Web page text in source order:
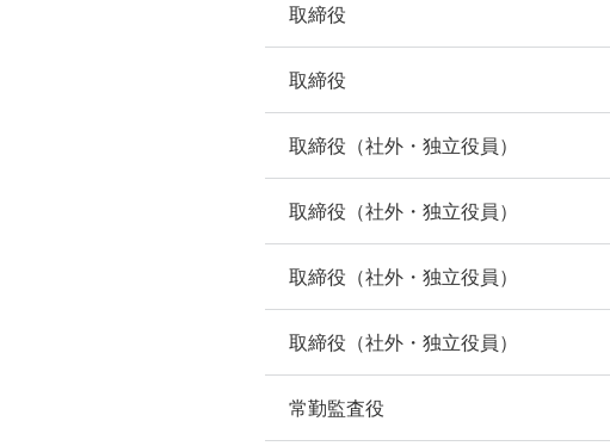
取締役
取締役
取締役（社外・独立役員）
取締役（社外・独立役員）
取締役（社外・独立役員）
取締役（社外・独立役員）
常勤監査役